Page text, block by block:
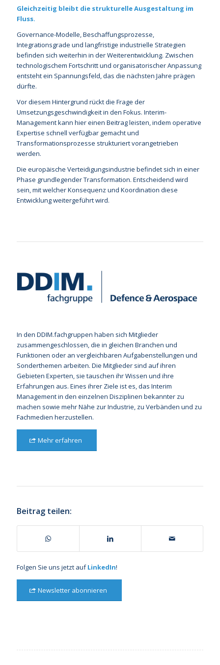
Gleichzeitig bleibt die strukturelle Ausgestaltung im
Fluss.
Governance-Modelle, Beschaffungsprozesse,
Integrationsgrade und langfristige industrielle Strategien
befinden sich weiterhin in der Weiterentwicklung. Zwischen
technologischem Fortschritt und organisatorischer Anpassung
entsteht ein Spannungsfeld, das die nächsten Jahre prägen
dürfte.
Vor diesem Hintergrund rückt die Frage der
Umsetzungsgeschwindigkeit in den Fokus. Interim-
Management kann hier einen Beitrag leisten, indem operative
Expertise schnell verfügbar gemacht und
Transformationsprozesse strukturiert vorangetrieben
werden.
Die europäische Verteidigungsindustrie befindet sich in einer
Phase grundlegender Transformation. Entscheidend wird
sein, mit welcher Konsequenz und Koordination diese
Entwicklung weitergeführt wird.
In den DDIM.fachgruppen haben sich Mitglieder
zusammengeschlossen, die in gleichen Branchen und
Funktionen oder an vergleichbaren Aufgabenstellungen und
Sonderthemen arbeiten. Die Mitglieder sind auf ihren
Gebieten Experten, sie tauschen ihr Wissen und ihre
Erfahrungen aus. Eines ihrer Ziele ist es, das Interim
Management in den einzelnen Disziplinen bekannter zu
machen sowie mehr Nähe zur Industrie, zu Verbänden und zu
Fachmedien herzustellen.
Mehr erfahren
Beitrag teilen:
Folgen Sie uns jetzt aufLinkedIn!
Newsletter abonnieren